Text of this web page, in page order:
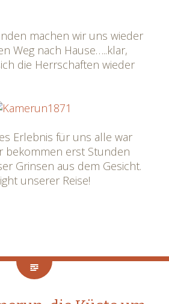
machen wir uns wieder
Weg nach Hause…..klar,
die Herrschaften wieder
Erlebnis für uns alle war
bekommen erst Stunden
Grinsen aus dem Gesicht.
unserer Reise!